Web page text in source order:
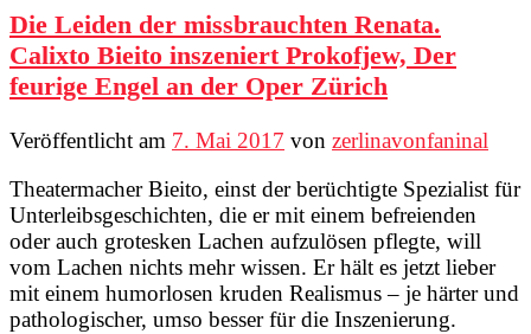
Die Leiden der missbrauchten Renata.
Calixto Bieito inszeniert Prokofjew, Der
feurige Engel an der Oper Zürich
Veröffentlicht am 7. Mai 2017 von zerlinavonfaninal
Theatermacher Bieito, einst der berüchtigte Spezialist für
Unterleibsgeschichten, die er mit einem befreienden
oder auch grotesken Lachen aufzulösen pflegte, will
vom Lachen nichts mehr wissen. Er hält es jetzt lieber
mit einem humorlosen kruden Realismus – je härter und
pathologischer, umso besser für die Inszenierung.